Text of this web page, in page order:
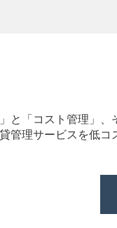
と「コスト管理」、
管理サービスを低コ